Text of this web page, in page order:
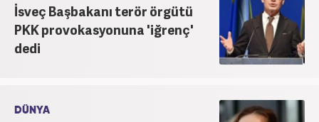
İsveç Başbakanı terör örgütü
PKK provokasyonuna 'iğrenç'
dedi
DÜNYA